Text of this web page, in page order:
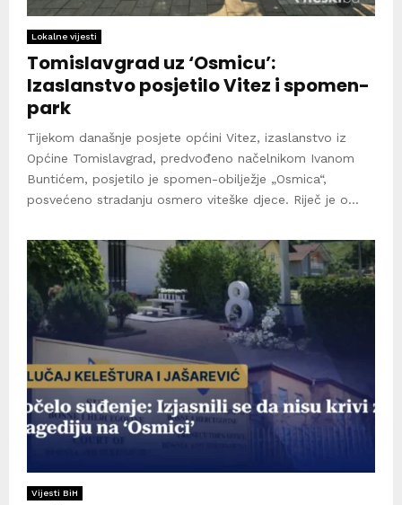
Lokalne vijesti
Tomislavgrad uz ‘Osmicu’:
Izaslanstvo posjetilo Vitez i spomen-
park
Tijekom današnje posjete općini Vitez, izaslanstvo iz
Općine Tomislavgrad, predvođeno načelnikom Ivanom
Buntićem, posjetilo je spomen-obilježje „Osmica“,
posvećeno stradanju osmero viteške djece. Riječ je o...
Vijesti BiH